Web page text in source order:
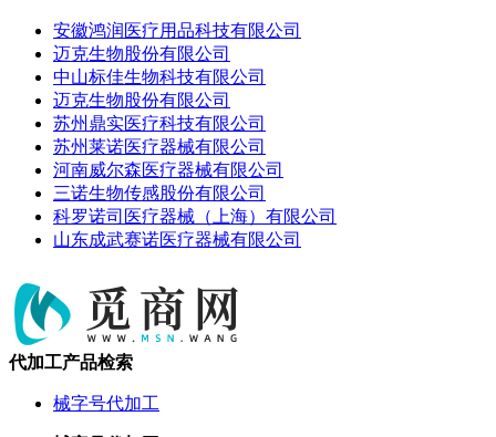
安徽鸿润医疗用品科技有限公司
迈克生物股份有限公司
中山标佳生物科技有限公司
迈克生物股份有限公司
苏州鼎实医疗科技有限公司
苏州莱诺医疗器械有限公司
河南威尔森医疗器械有限公司
三诺生物传感股份有限公司
科罗诺司医疗器械（上海）有限公司
山东成武赛诺医疗器械有限公司
代加工产品检索
械字号代加工